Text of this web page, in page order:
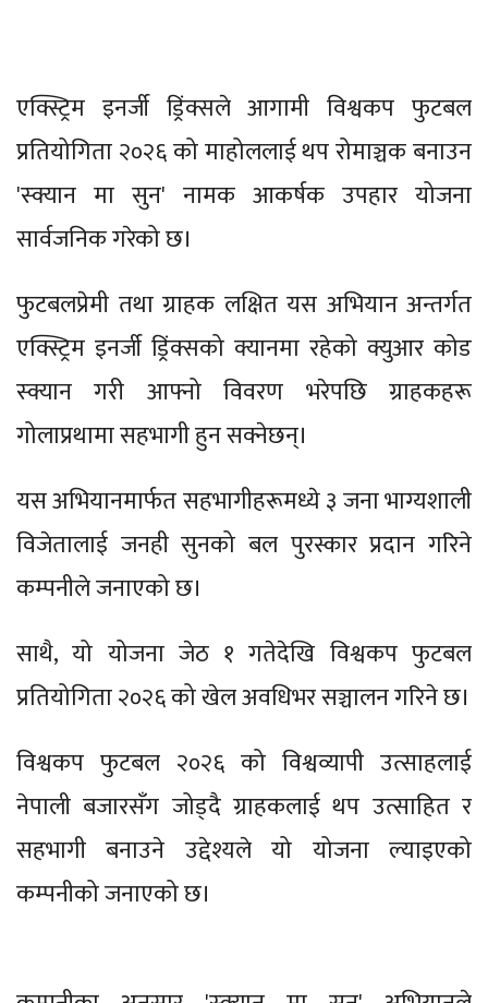
एक्स्ट्रिम इनर्जी ड्रिंक्सले आगामी विश्वकप फुटबल
प्रतियोगिता २०२६ को माहोललाई थप रोमाञ्चक बनाउन
'स्क्यान मा सुन' नामक आकर्षक उपहार योजना
सार्वजनिक गरेको छ।
फुटबलप्रेमी तथा ग्राहक लक्षित यस अभियान अन्तर्गत
एक्स्ट्रिम इनर्जी ड्रिंक्सको क्यानमा रहेको क्युआर कोड
स्क्यान गरी आफ्नो विवरण भरेपछि ग्राहकहरू
गोलाप्रथामा सहभागी हुन सक्नेछन्।
यस अभियानमार्फत सहभागीहरूमध्ये ३ जना भाग्यशाली
विजेतालाई जनही सुनको बल पुरस्कार प्रदान गरिने
कम्पनीले जनाएको छ।
साथै, यो योजना जेठ १ गतेदेखि विश्वकप फुटबल
प्रतियोगिता २०२६ को खेल अवधिभर सञ्चालन गरिने छ।
विश्वकप फुटबल २०२६ को विश्वव्यापी उत्साहलाई
नेपाली बजारसँग जोड्दै ग्राहकलाई थप उत्साहित र
सहभागी बनाउने उद्देश्यले यो योजना ल्याइएको
कम्पनीको जनाएको छ।